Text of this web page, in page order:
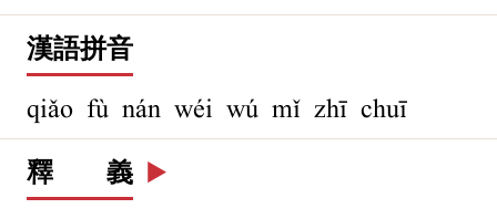
漢語拼音
qiǎo fù nán wéi wú mǐ zhī chuī
釋 義 ▶️